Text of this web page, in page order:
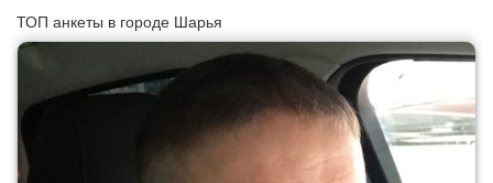
ТОП анкеты в городе Шарья